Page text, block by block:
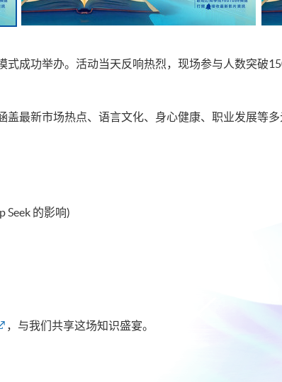
式成功举办。活动当天反响热烈，现场参与人数突破
最新市场热点、语言文化、身心健康、职业发展等
Seek 的影响)
，与我们共享这场知识盛宴。